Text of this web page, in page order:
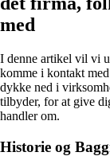
med
I denne artikel vil vi
komme i kontakt
dykke ned i
tilbyder, for at give
handler om.
Historie og